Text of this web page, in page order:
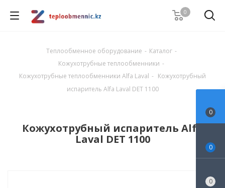
0
Теплообменное оборудование - Каталог -
Кожухотрубные теплообменники -
Кожухотрубные теплообменники Alfa Laval - Кожухотрубный
испаритель Alfa Laval DET 1100
Кожухотрубный испаритель Alfa
Laval DET 1100
0
0
0